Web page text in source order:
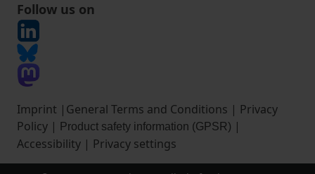
Follow us on
Imprint | General Terms and Conditions | Privacy
Policy | Product safety information (GPSR) |
Accessibility | Privacy settings